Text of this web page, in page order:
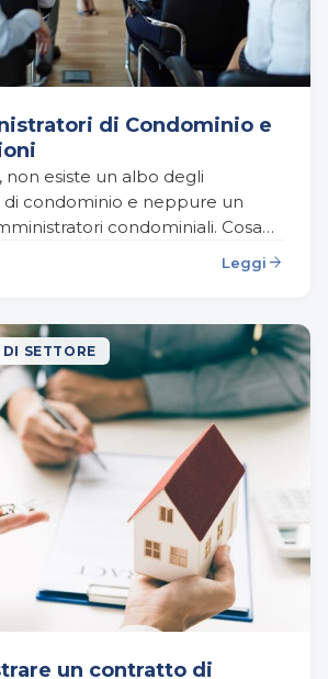
di Condominio e
non esiste un albo degli
di condominio e neppure un
condominiali. Cosa
non esiste, di fatto, nessun obbligo
Leggi arrow_forward
SETTORE
un contratto di